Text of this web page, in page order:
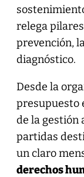
relega
prevención,
diagnóstico.
Desde la
presupuesto
de la gestión
partidas
un claro
derechos